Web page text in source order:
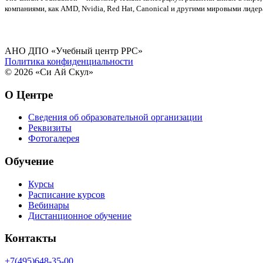
компаниями, как AMD, Nvidia, Red Hat, Canonical и другими мировыми
АНО ДПО «Учебный центр РРС»
Политика конфиденциальности
© 2026 «Си Ай Скул»
О Центре
Сведения об образовательной организации
Реквизиты
Фотогалерея
Обучение
Курсы
Расписание курсов
Вебинары
Дистанционное обучение
Контакты